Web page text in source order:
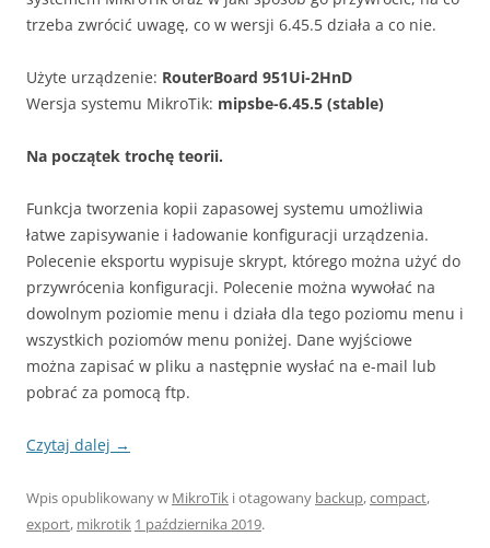
trzeba zwrócić uwagę, co w wersji 6.45.5 działa a co nie.
Użyte urządzenie: RouterBoard 951Ui-2HnD
Wersja systemu MikroTik: mipsbe-6.45.5 (stable)
Na początek trochę teorii.
Funkcja tworzenia kopii zapasowej systemu umożliwia
łatwe zapisywanie i ładowanie konfiguracji urządzenia.
Polecenie eksportu wypisuje skrypt, którego można użyć do
przywrócenia konfiguracji. Polecenie można wywołać na
dowolnym poziomie menu i działa dla tego poziomu menu i
wszystkich poziomów menu poniżej. Dane wyjściowe
można zapisać w pliku a następnie wysłać na e-mail lub
pobrać za pomocą ftp.
Czytaj dalej →
Wpis opublikowany w MikroTik i otagowany backup,compact,
export, mikrotik 1 października 2019.